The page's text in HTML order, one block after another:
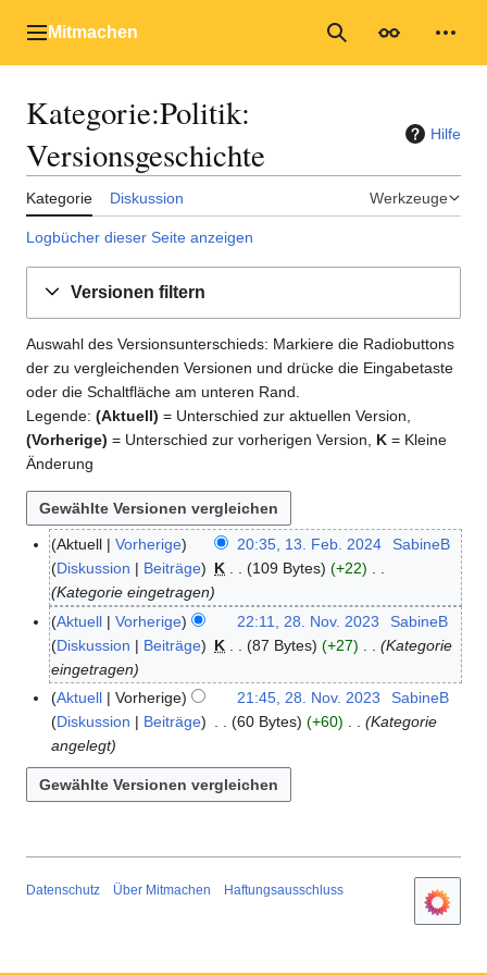
Inhalt
Hauptmenü
Mitmachen Suche
Kategorie:Politik:
Versionsgeschichte
Hilfe
Kategorie Diskussion Werkzeuge
Logbücher dieser Seite anzeigen
Versionen filtern
Auswahl des Versionsunterschieds: Markiere die Radiobuttons
der zu vergleichenden Versionen und drücke die Eingabetaste
oder die Schaltfläche am unteren Rand.
Legende: (Aktuell) = Unterschied zur aktuellen Version,
(Vorherige) = Unterschied zur vorherigen Version, K = Kleine
Änderung
1
F
4
Aktuell Vorherige 20:35, 13. Feb. 2024
SabineB
Diskussion
Beiträge K 109 Bytes
+22
Kategorie eingetragen
2
N
e
r
2
Aktuell Vorherige 22:11, 28. Nov. 2023
SabineB
Diskussion
Beiträge K 87 Bytes +27
Kategorie
eingetragen
Aktuell
Vorherige 21:45, 28. Nov. 2023
SabineB
Diskussion
Beiträge 60 Bytes +60
Kategorie
angelegt
Datenschutz Über Mitmachen Haftungsausschluss